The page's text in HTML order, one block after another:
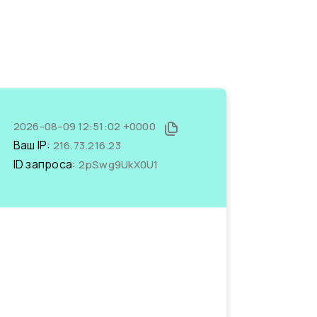
2026-08-09 12:51:02 +0000
Ваш IP: 216.73.216.23
ID запроса: 2pSwg9UkX0U1